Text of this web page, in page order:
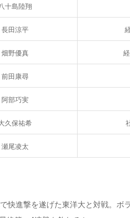
十島陸翔
長田涼平
畑野優真
前田康尋
阿部巧実
久保祐希
瀬尾凌太
快進撃を遂げた東洋大と対戦。ボ